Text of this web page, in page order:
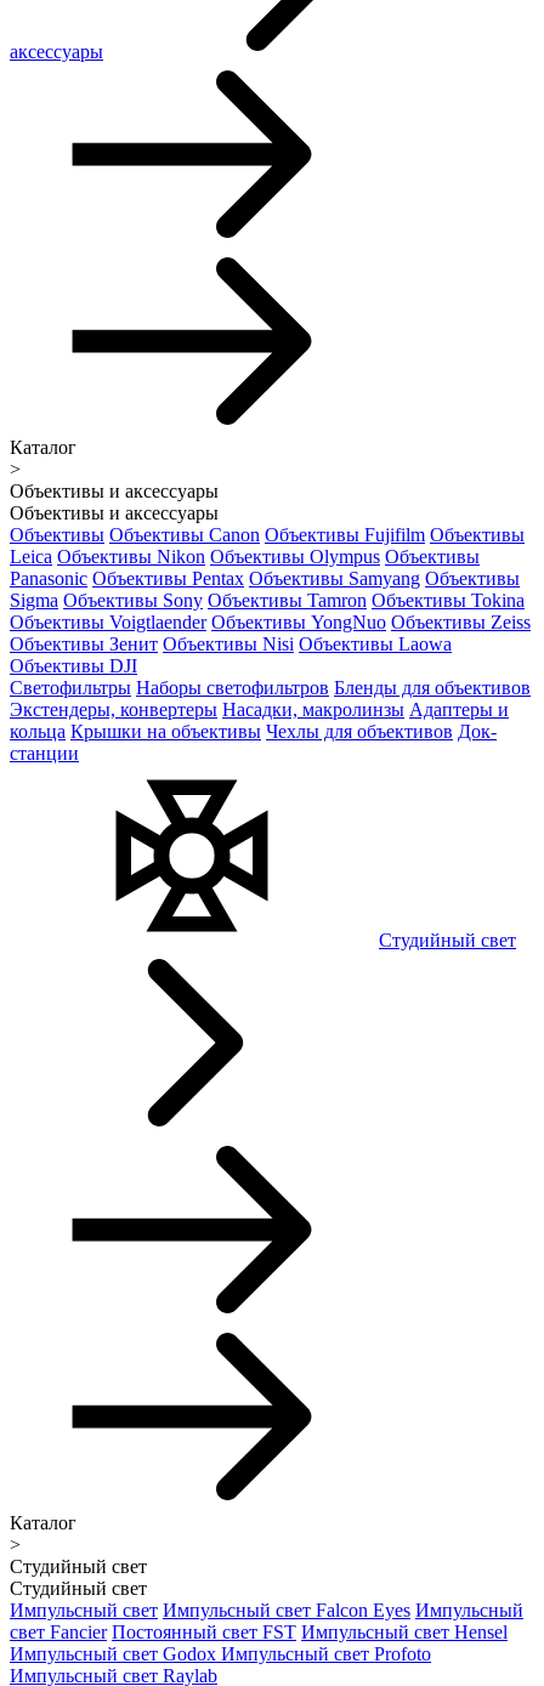
аксессуары
Каталог
>
Объективы и аксессуары
Объективы и аксессуары
Объективы Объективы Canon Объективы Fujifilm Объективы
Leica Объективы Nikon Объективы Olympus Объективы
Panasonic Объективы Pentax Объективы Samyang Объективы
Sigma Объективы Sony Объективы Tamron Объективы Tokina
Объективы Voigtlaender Объективы YongNuo Объективы Zeiss
Объективы Зенит Объективы Nisi Объективы Laowa
Объективы DJI
Светофильтры Наборы светофильтров Бленды для объективов
Экстендеры, конвертеры Насадки, макролинзы Адаптеры и
кольца Крышки на объективы Чехлы для объективов Док-
станции
Студийный свет
Каталог
>
Студийный свет
Студийный свет
Импульсный свет Импульсный свет Falcon Eyes Импульсный
свет Fancier Постоянный свет FST Импульсный свет Hensel
Импульсный свет Godox Импульсный свет Profoto
Импульсный свет Raylab